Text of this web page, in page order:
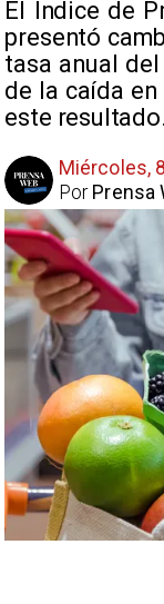
El Índice de
presentó
tasa anual
de la caída
este resultado.
Miércoles,
Prensa
Por